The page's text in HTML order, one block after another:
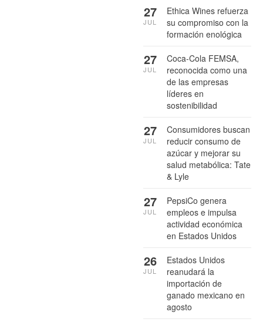
Ethica Wines refuerza
su compromiso con la
formación enológica
27
JUL
Coca-Cola FEMSA,
reconocida como una
de las empresas
líderes en
sostenibilidad
27
JUL
Consumidores buscan
reducir consumo de
azúcar y mejorar su
salud metabólica: Tate
& Lyle
27
JUL
PepsiCo genera
empleos e impulsa
actividad económica
en Estados Unidos
27
JUL
Estados Unidos
reanudará la
importación de
ganado mexicano en
agosto
26
JUL